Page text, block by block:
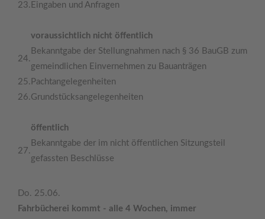
23. Eingaben und Anfragen
voraussichtlich nicht öffentlich
24.
Bekanntgabe der Stellungnahmen nach § 36 BauGB zum
gemeindlichen Einvernehmen zu Bauanträgen
25. Pachtangelegenheiten
26. Grundstücksangelegenheiten
öffentlich
27.
Bekanntgabe der im nicht öffentlichen Sitzungsteil
gefassten Beschlüsse
Do. 25.06.
Fahrbücherei kommt - alle 4 Wochen, immer